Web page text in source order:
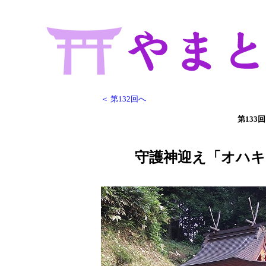
＜ 第132回へ
第133
守護神迎え「オハ